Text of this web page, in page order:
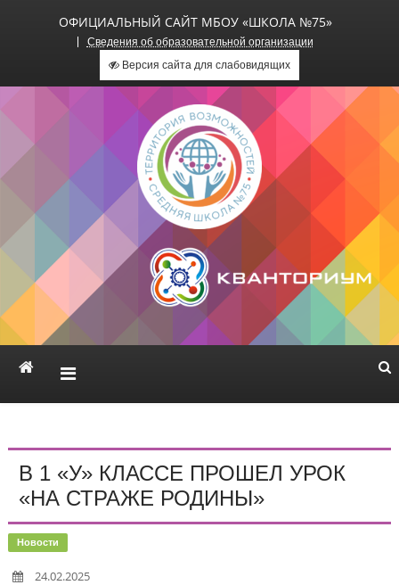
ОФИЦИАЛЬНЫЙ САЙТ МБОУ «ШКОЛА №75»
Сведения об образовательной организации
Версия сайта для слабовидящих
Официальный сайт МБОУ
«Школа №75»
В 1 «У» КЛАССЕ ПРОШЕЛ УРОК
«НА СТРАЖЕ РОДИНЫ»
Новости
24.02.2025